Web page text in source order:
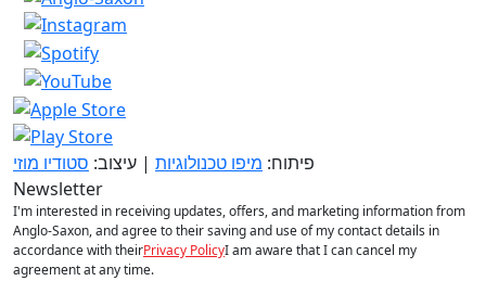
פיתוח: מיפו טכנולוגיות | עיצוב: סטודיו מוזי
Newsletter
I'm interested in receiving updates, offers, and marketing information from
Anglo-Saxon, and agree to their saving and use of my contact details in
accordance with theirPrivacy PolicyI am aware that I can cancel my
agreement at any time.